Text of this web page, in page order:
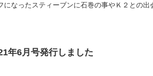
になったスティーブンに石巻の事やＫ２との
年6月号発行しました